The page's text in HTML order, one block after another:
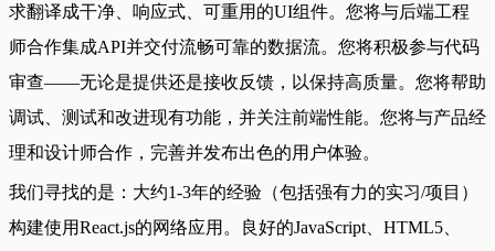
求翻译成干净、响应式、可重用的UI组件。您将与后端工程
师合作集成API并交付流畅可靠的数据流。您将积极参与代码
审查——无论是提供还是接收反馈，以保持高质量。您将帮助
调试、测试和改进现有功能，并关注前端性能。您将与产品经
理和设计师合作，完善并发布出色的用户体验。
我们寻找的是：大约1-3年的经验（包括强有力的实习/项目）
构建使用React.js的网络应用。良好的JavaScript、HTML5、